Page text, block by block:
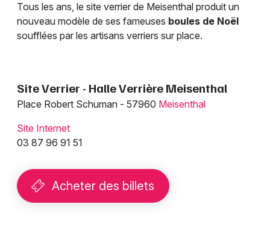
Tous les ans, le site verrier de Meisenthal produit un
nouveau modèle de ses fameuses boules de Noël
soufflées par les artisans verriers sur place.
Site Verrier - Halle Verrière Meisenthal
Place Robert Schuman - 57960 Meisenthal
Site Internet
03 87 96 91 51
Acheter des billets